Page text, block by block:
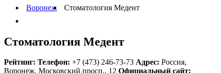
Воронеж
Стоматология Медент
Стоматология Медент
Рейтинг: Телефон: +7 (473) 246-73-73 Адрес: Россия,
Воронеж, Московский просп., 12 Официальный сайт: